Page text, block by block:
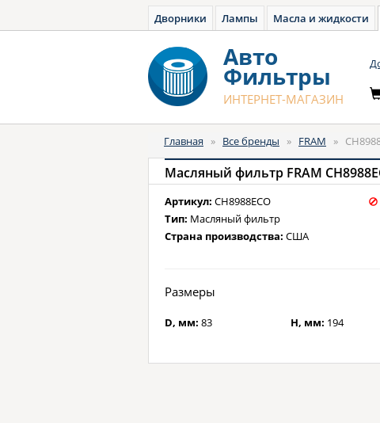
Дворники Лампы Масла и жидкости
Авто
Фильтры
ИНТЕРНЕТ-МАГАЗИН
Главная » Все бренды » FRAM »
Масляный фильтр FRAM
Артикул: CH8988ECO
Тип: Масляный фильтр
Страна производства: США
Размеры
D, мм: 83 H, мм: 194